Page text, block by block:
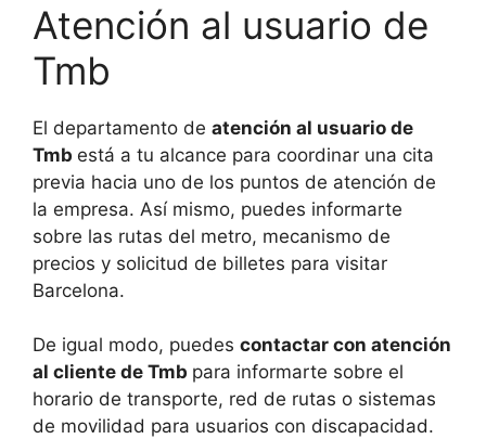
Atención al usuario de
Tmb
El departamento de atención al usuario de
Tmb está a tu alcance para coordinar una cita
previa hacia uno de los puntos de atención de
la empresa. Así mismo, puedes informarte
sobre las rutas del metro, mecanismo de
precios y solicitud de billetes para visitar
Barcelona.
De igual modo, puedes contactar con atención
al cliente de Tmb para informarte sobre el
horario de transporte, red de rutas o sistemas
de movilidad para usuarios con discapacidad.